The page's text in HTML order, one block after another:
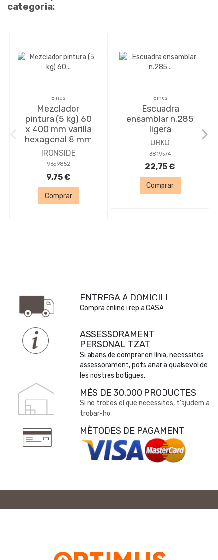
categoria:
Eines
Mezclador
pintura (5 kg) 60
x 400 mm varilla
hexagonal 8 mm
IRONSIDE
9659852
9,75 €
Comprar
Eines
Escuadra
ensamblar n.285
ligera
URKO
3819574
22,75 €
Comprar
ENTREGA A DOMICILI
Compra online i rep a CASA
ASSESSORAMENT
PERSONALITZAT
Si abans de comprar en línia, necessites
assessorament, pots anar a qualsevol de
les nostres botigues.
MÉS DE 30.000 PRODUCTES
Si no trobes el que necessites, t'ajudem a
trobar-ho
MÈTODES DE PAGAMENT